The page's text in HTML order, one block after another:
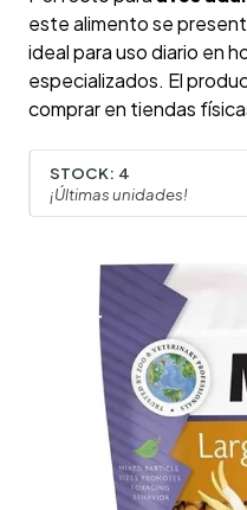
este alimento se
ideal para uso diario en
especializados. El
comprar en tiendas
STOCK: 4
¡Últimas unidades!